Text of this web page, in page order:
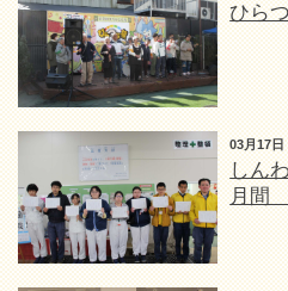
ひら
03月17日
しん
月間